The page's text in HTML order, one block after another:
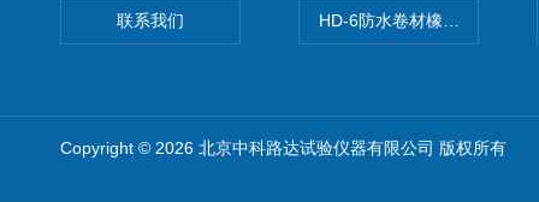
联系我们 HD-6防水卷材橡胶测厚仪
Copyright © 2026 北京中科路达试验仪器有限公司 版权所有